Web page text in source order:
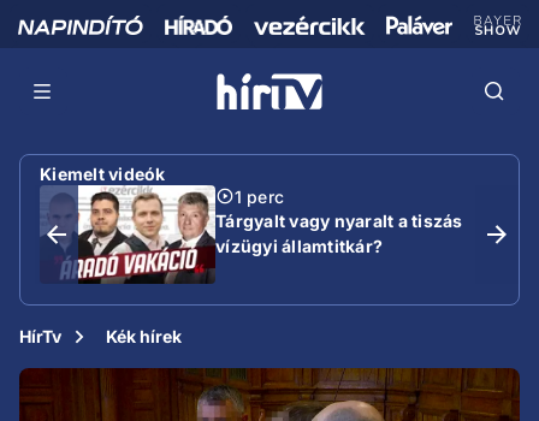
Kiemelt videók
1 perc
Tárgyalt vagy nyaralt a tiszás
vízügyi államtitkár?
HírTv Kék hírek